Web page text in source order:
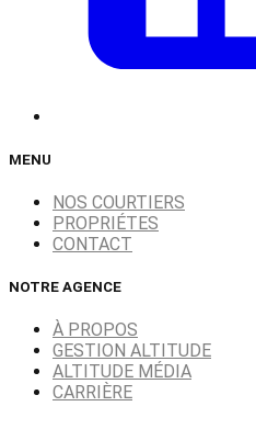
MENU
NOS COURTIERS
PROPRIÉTES
CONTACT
NOTRE AGENCE
À PROPOS
GESTION ALTITUDE
ALTITUDE MÉDIA
CARRIÈRE